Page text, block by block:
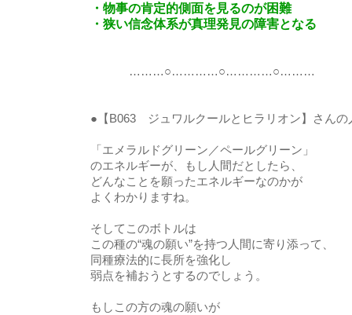
・物事の肯定的側面を見るのが困難
・狭い信念体系が真理発見の障害となる
………○…………○…………○………
●【B063 ジュワルクールとヒラリオン】さんの
「エメラルドグリーン／ペールグリーン」
のエネルギーが、もし人間だとしたら、
どんなことを願ったエネルギーなのかが
よくわかりますね。
そしてこのボトルは
この種の“魂の願い”を持つ人間に寄り添って、
同種療法的に長所を強化し
弱点を補おうとするのでしょう。
もしこの方の魂の願いが